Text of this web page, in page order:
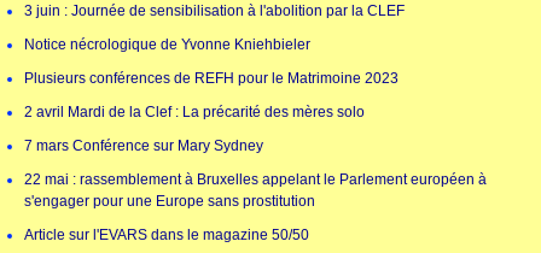
3 juin : Journée de sensibilisation à l'abolition par la CLEF
Notice nécrologique de Yvonne Kniehbieler
Plusieurs conférences de REFH pour le Matrimoine 2023
2 avril Mardi de la Clef : La précarité des mères solo
7 mars Conférence sur Mary Sydney
22 mai : rassemblement à Bruxelles appelant le Parlement européen à
s'engager pour une Europe sans prostitution
Article sur l'EVARS dans le magazine 50/50